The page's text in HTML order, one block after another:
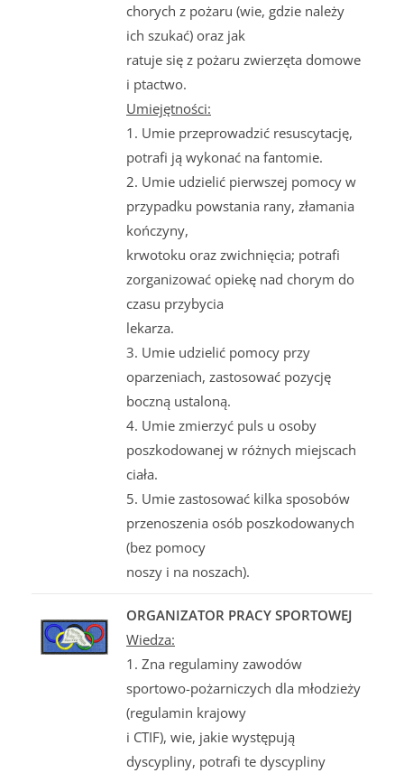
chorych z pożaru (wie, gdzie należy
ich szukać) oraz jak
ratuje się z pożaru zwierzęta domowe
i ptactwo.
Umiejętności:
1. Umie przeprowadzić resuscytację,
potrafi ją wykonać na fantomie.
2. Umie udzielić pierwszej pomocy w
przypadku powstania rany, złamania
kończyny,
krwotoku oraz zwichnięcia; potrafi
zorganizować opiekę nad chorym do
czasu przybycia
lekarza.
3. Umie udzielić pomocy przy
oparzeniach, zastosować pozycję
boczną ustaloną.
4. Umie zmierzyć puls u osoby
poszkodowanej w różnych miejscach
ciała.
5. Umie zastosować kilka sposobów
przenoszenia osób poszkodowanych
(bez pomocy
noszy i na noszach).
ORGANIZATOR PRACY SPORTOWEJ
Wiedza:
1. Zna regulaminy zawodów
sportowo-pożarniczych dla młodzieży
(regulamin krajowy
i CTIF), wie, jakie występują
dyscypliny, potrafi te dyscypliny